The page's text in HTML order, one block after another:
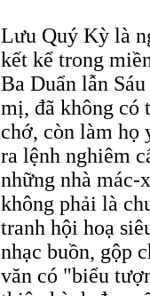
Lưu Quý Kỳ là
kết kể trong
Ba Duẩn lẫn
mị, đã không có
chớ, còn làm họ
ra lệnh nghiêm
những nhà
không phải là
tranh hội hoạ
nhạc buồn, gộp
văn có "biểu